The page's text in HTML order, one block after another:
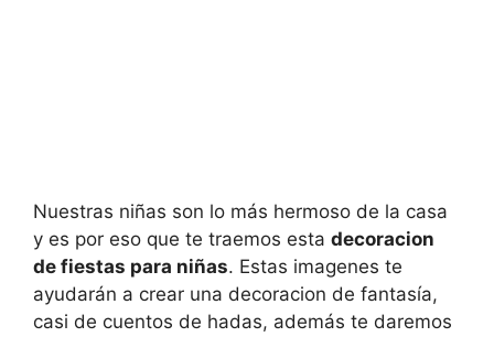
Nuestras niñas son lo más hermoso de la casa
y es por eso que te traemos esta decoracion
de fiestas para niñas. Estas imagenes te
ayudarán a crear una decoracion de fantasía,
casi de cuentos de hadas, además te daremos